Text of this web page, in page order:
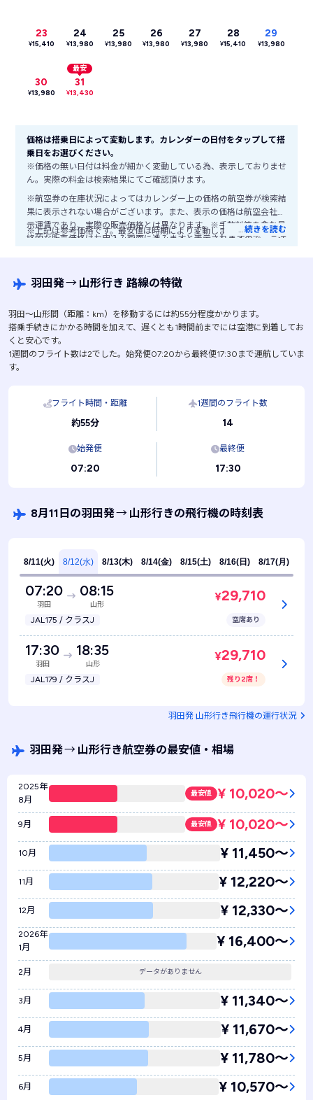
23
¥15,410
24
¥13,980
25
¥13,980
26
¥13,980
27
¥13,980
28
¥15,410
29
¥13,980
30
¥13,980
最安
31
¥13,430
価格は搭乗日によって変動します。カレンダーの日付をタップして搭
乗日をお選びください。
※価格の無い日付は料金が細かく変動している為、表示しておりませ
ん。実際の料金は検索結果にてご確認頂けます。
※航空券の在庫状況によってはカレンダー上の価格の航空券が検索結
果に表示されない場合がございます。また、表示の価格は航空会社公
示運賃であり、実際の販売価格とは異なります。※手数料等を含む最
終的な販売価格はお申込み画面に進みますと表示されますので、ご注
※上記は参考価格です。最安値は時期により変動します。
…続きを読む
羽田発→ 山形行き 路線の特徴
羽田〜山形間（距離：km）を移動するには約55分程度かかります。
搭乗手続きにかかる時間を加えて、遅くとも1時間前までには空港に到着してお
くと安心です。
1週間のフライト数は2でした。始発便07:20から最終便17:30まで運航していま
す。
フライト時間・距離
約55分
1週間のフライト数
14
始発便
07:20
最終便
17:30
8月11日の羽田発→ 山形行きの飛行機の時刻表
8/11(火) 8/12(水) 8/13(木) 8/14(金) 8/15(土) 8/16(日) 8/17(月)
07:20
羽田
08:15
山形
JAL175 / クラスJ
¥29,710
空席あり
17:30
羽田
18:35
山形
JAL179 / クラスJ
¥29,710
残り2席！
羽田発 山形行き飛行機の運行状況
羽田発→ 山形行き航空券の最安値・相場
2025年
8月
最安値 ¥ 10,020〜
9月 最安値 ¥ 10,020〜
10月 ¥ 11,450〜
11月 ¥ 12,220〜
12月 ¥ 12,330〜
2026年
1月
¥ 16,400〜
2月 データがありません
3月 ¥ 11,340〜
4月 ¥ 11,670〜
5月 ¥ 11,780〜
6月 ¥ 10,570〜